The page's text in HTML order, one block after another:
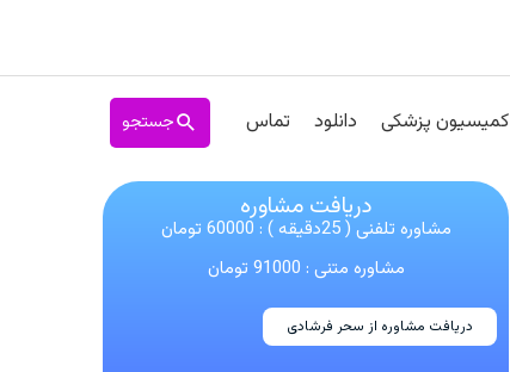
کمیسیون پزشکی دانلود تماس جستجو
دریافت مشاوره
مشاوره تلفنی ( 25دقیقه ) : 60000 تومان
مشاوره متنی : 91000 تومان
دریافت مشاوره از سحر فرشادی